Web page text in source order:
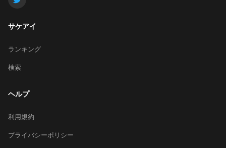
サケアイ
ランキング
検索
ヘルプ
利用規約
プライバシーポリシー